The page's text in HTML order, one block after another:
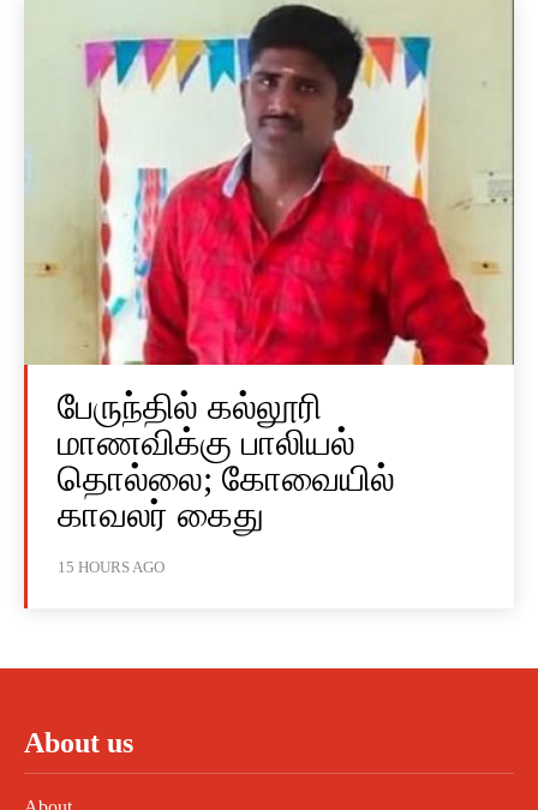
பேருந்தில் கல்லூரி
மாணவிக்கு பாலியல்
தொல்லை; கோவையில்
காவலர் கைது
15 HOURS AGO
About us